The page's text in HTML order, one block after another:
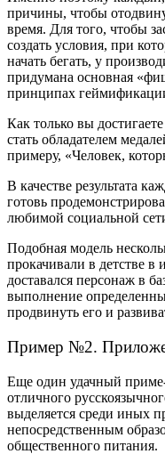
причины, чтобы
время. Для того, чтобы
создать условия, при
начать бегать, у
придумана основная
принципах
Как только вы
стать обладателем
примеру, «Человек,
В качестве результата
готовь
любимой социальной
Подобная модель
прокачивали в детстве в
доставался персонаж в
выполнение
продвинуть его и
Пример №2.
Еще один удачный приме-
отличного
выделяется среди иных
непосредственным
общественного питания.